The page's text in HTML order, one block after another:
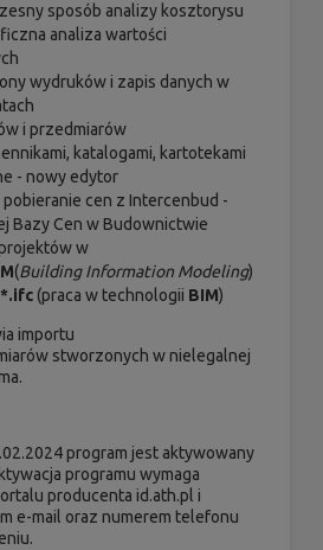
sposób analizy kosztorysu
analiza wartości
wydruków i zapis danych w
i przedmiarów
katalogami, kartotekami
- nowy edytor
cen z Intercenbud -
Bazy Cen w Budownictwie
w
(Building Information Modeling)
*.ifc(praca w technologii BIM)
importu
stworzonych w nielegalnej
program jest aktywowany
programu wymaga
producenta id.ath.pl i
e-mail oraz numerem telefonu